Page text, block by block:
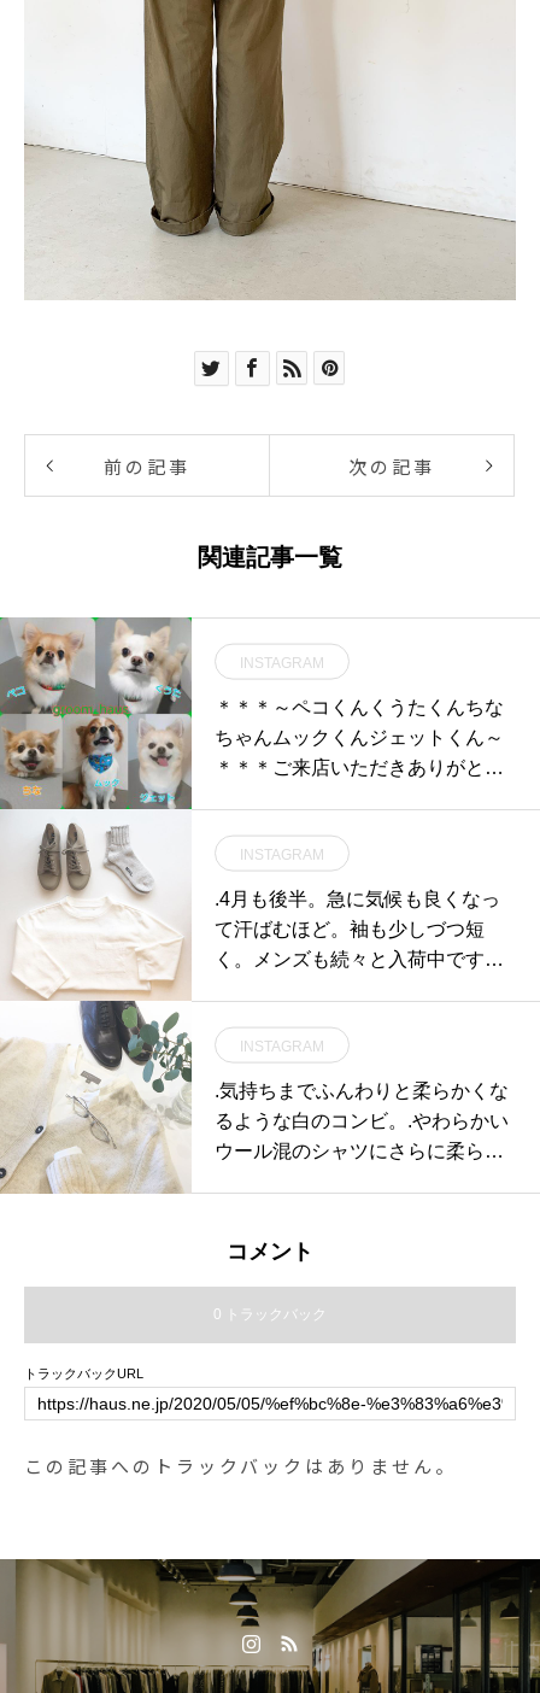
前の記事 次の記事
関連記事一覧
INSTAGRAM
⁡＊＊＊～ペコくんくうたくんちな
ちゃんムックくんジェットくん～
＊＊＊ご来店いただきありがとう
US通販サイトではフードやわんち
ゃんグッズ販売中】http://www.hau
s2005.jp詳しくは↓@haus_netstor
e ぜひ、ご覧下さい！GROOM HA
5open 9:00close 18:00#GROOM_
HAUS#松江トリミングサロン #松
江トリミング#松江スパシャンプ
ー#松江ペットサロン #松江ペット
#松江#山陰#島根#hausmatsue#gr
oomhaus#チワワ
INSTAGRAM
.4月も後半。急に気候も良くなっ
て汗ばむほど。袖も少しづつ短
く。メンズも続々と入荷中です。.
ort sock#socks#靴下#hausmatsue
#島根#松江
INSTAGRAM
.気持ちまでふんわりと柔らかくな
るような白のコンビ。.やわらかい
ウール混のシャツにさらに柔らか
白いものたちもいろいろ届いてま
shirt#laceup shoes#leathershoes#
革靴#ユーカリ#ユーカリポポラス
コメント
0 トラックバック
トラックバックURL
この記事へのトラックバックはありません。